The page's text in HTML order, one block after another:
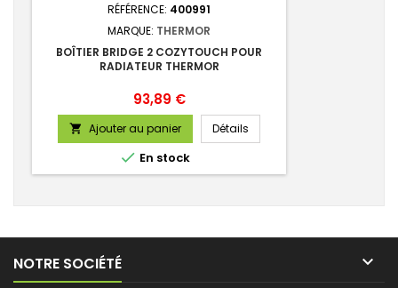
RÉFÉRENCE: 400991
MARQUE: THERMOR
BOÎTIER BRIDGE 2 COZYTOUCH POUR
RADIATEUR THERMOR
Prix
93,89 €
 Ajouter au panier Détails
 En stock
NOTRE SOCIÉTÉ 